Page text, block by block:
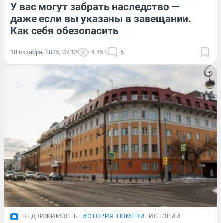
У вас могут забрать наследство —
даже если вы указаны в завещании.
Как себя обезопасить
18 октября, 2025, 07:12 4 453 5
НЕДВИЖИМОСТЬ ИСТОРИЯ ТЮМЕНИ ИСТОРИИ